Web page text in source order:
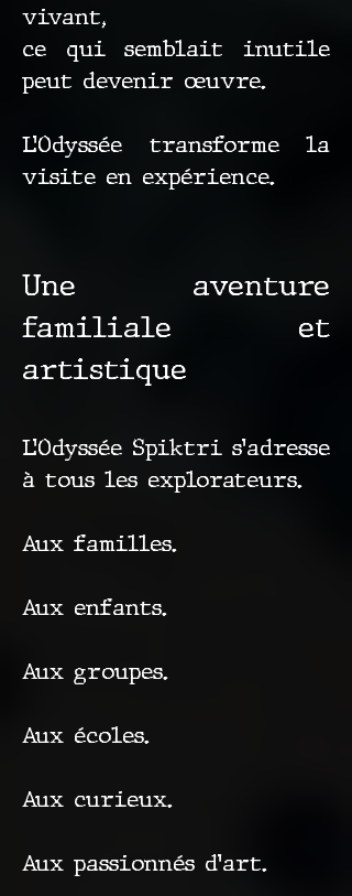
vivant,
ce qui semblait inutile
peut devenir œuvre.
L’Odyssée transforme la
visite en expérience.
Une aventure
familiale et
artistique
L’Odyssée Spiktri s’adresse
à tous les explorateurs.
Aux familles.
Aux enfants.
Aux groupes.
Aux écoles.
Aux curieux.
Aux passionnés d’art.